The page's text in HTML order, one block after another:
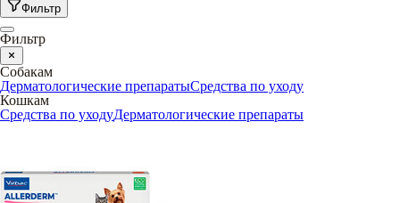
Фильтр
Фильтр
Собакам
Дерматологические препаратыСредства по уходу
Кошкам
Средства по уходуДерматологические препараты